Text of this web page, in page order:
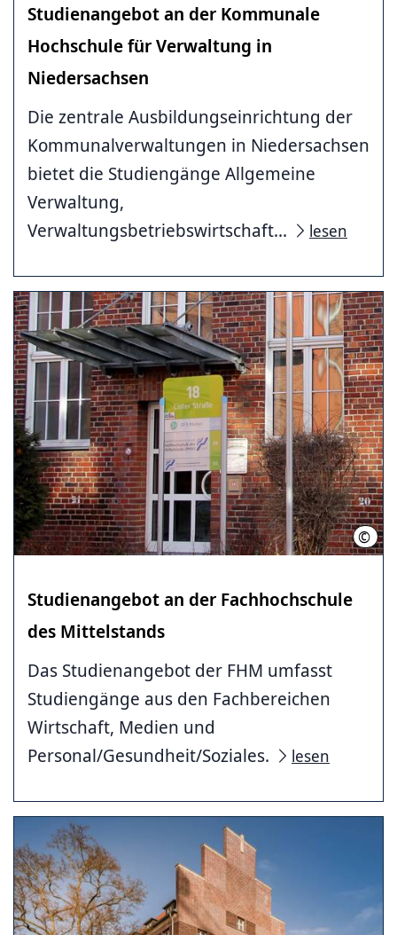
Studienangebot an der Kommunale
Hochschule für Verwaltung in
Niedersachsen
Die zentrale Ausbildungseinrichtung der
Kommunalverwaltungen in Niedersachsen
bietet die Studiengänge Allgemeine
Verwaltung,
Verwaltungsbetriebswirtschaft...
lesen
©
Studienangebot an der Fachhochschule
des Mittelstands
Das Studienangebot der FHM umfasst
Studiengänge aus den Fachbereichen
Wirtschaft, Medien und
Personal/Gesundheit/Soziales.
lesen